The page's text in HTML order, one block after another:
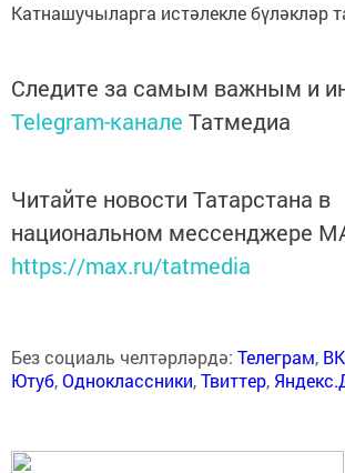
Катнашучыларга истәлекле
Следите за самым важным и
Telegram-канале Татмедиа
Читайте новости Татарстана в
национальном мессенджере
https://max.ru/tatmedia
Без социаль челтәрләрдә: Телеграм,
Ютуб,Одноклассники,Твиттер,